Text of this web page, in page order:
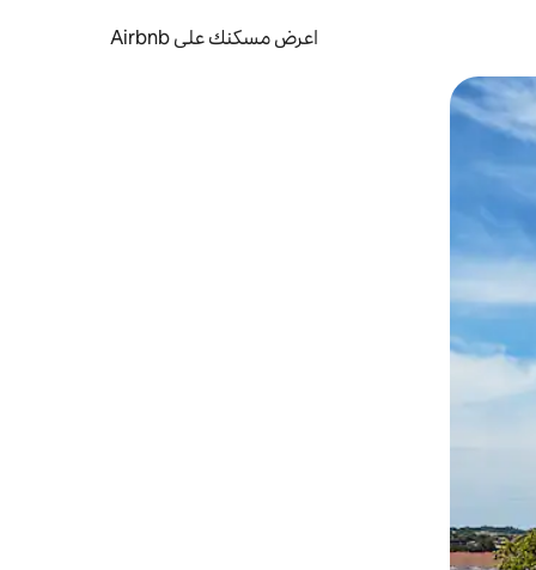
اعرض مسكنك على Airbnb